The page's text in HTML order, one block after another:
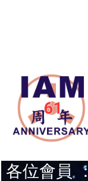
各位會員 ：